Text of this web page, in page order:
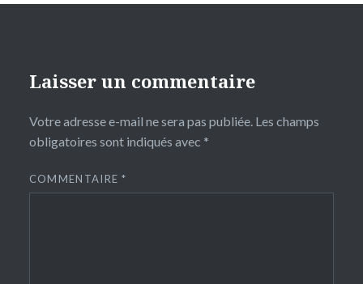
Laisser un commentaire
Votre adresse e-mail ne sera pas publiée. Les champs
obligatoires sont indiqués avec *
COMMENTAIRE*